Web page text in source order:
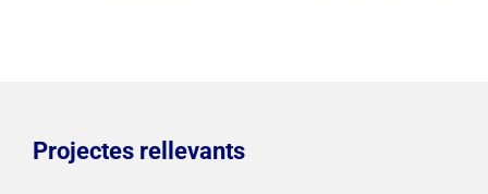
Projectes rellevants